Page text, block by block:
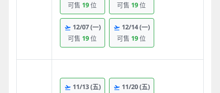
可售 19位
可售 19位
12/07(一)
可售 19位
12/14(一)
可售 19位
11/13(五)
11/20(五)